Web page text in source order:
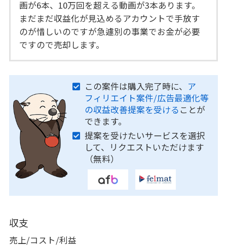
画が6本、10万回を超える動画が3本あります。
まだまだ収益化が見込めるアカウントで手放す
のが惜しいのですが急遽別の事業でお金が必要
ですので売却します。
この案件は購入完了時に、 ア
フィリエイト案件/広告最適化等
の収益改善提案を受ける ことが
できます。
提案を受けたいサービスを選択
して、リクエストいただけます
（無料）
収支
売上/コスト/利益